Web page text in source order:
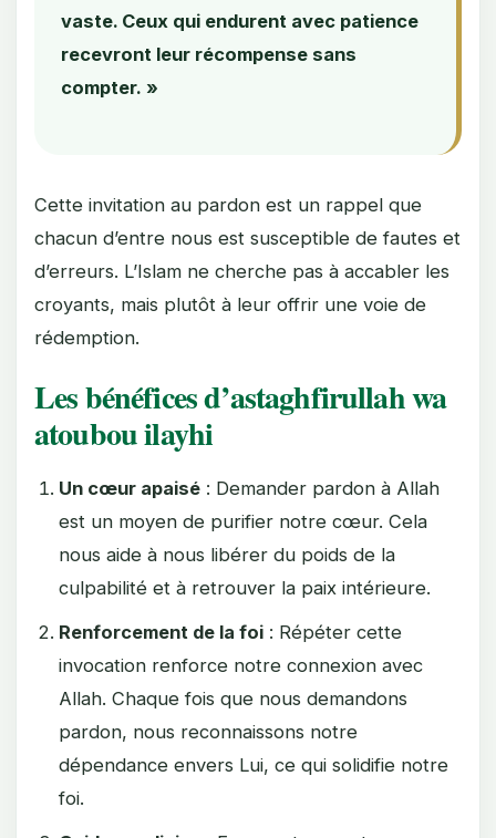
vaste. Ceux qui endurent avec patience
recevront leur récompense sans
compter. »
Cette invitation au pardon est un rappel que
chacun d’entre nous est susceptible de fautes et
d’erreurs. L’Islam ne cherche pas à accabler les
croyants, mais plutôt à leur offrir une voie de
rédemption.
Les bénéfices d’astaghfirullah wa
atoubou ilayhi
Un cœur apaisé : Demander pardon à Allah
est un moyen de purifier notre cœur. Cela
nous aide à nous libérer du poids de la
culpabilité et à retrouver la paix intérieure.
Renforcement de la foi : Répéter cette
invocation renforce notre connexion avec
Allah. Chaque fois que nous demandons
pardon, nous reconnaissons notre
dépendance envers Lui, ce qui solidifie notre
foi.